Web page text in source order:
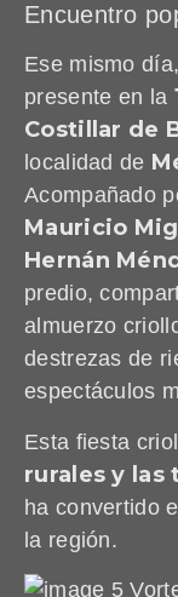
Encuentro
Ese mismo
presente en la
Costillar de
localidad de
Acompañado
Mauricio
Hernán
predio,
almuerzo
destrezas de
espectáculos
Esta fiesta
rurales y las
ha convertido
la región.